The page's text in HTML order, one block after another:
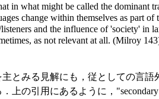
in what might be called the dominant
change within themselves as part
and the influence of 'society' in
as not relevant at all. (Milroy
とみる見解にも，従としての言語
上の引用にあるように，